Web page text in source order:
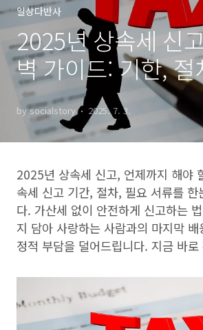
일상다반사
2025년 상속세 신
벽 가이드: 기한, 절
총정리!
by socialstory 2025. 7. 3.
2025년 상속세 신고, 언제까지 해야
속세 신고 기간, 절차, 필요 서류를 한
다. 가산세 없이 안전하게 신고하는
지 담아 사랑하는 사람과의 마지막
정적 부담을 덜어드립니다. 지금 바로